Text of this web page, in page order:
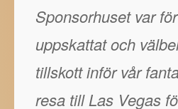
Sponsorhuset var
uppskattat och
tillskott inför vår
resa till Las Vegas